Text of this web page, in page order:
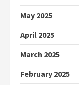
May 2025
April 2025
March 2025
February 2025